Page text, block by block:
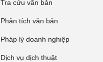
Tra cứu văn bản
Phân tích văn bản
Pháp lý doanh nghiệp
Dịch vụ dịch thuật